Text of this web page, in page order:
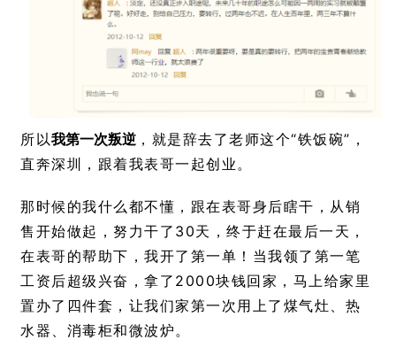
所以我第一次叛逆 ，就是辞去了老师这个“铁饭碗”，
直奔深圳，跟着我表哥一起创业。
那时候的我什么都不懂，跟在表哥身后瞎干，从销
售开始做起，努力干了30天，终于赶在最后一天，
在表哥的帮助下，我开了第一单！当我领了第一笔
工资后超级兴奋，拿了2000块钱回家，马上给家里
置办了四件套，让我们家第一次用上了煤气灶、热
水器、消毒柜和微波炉。